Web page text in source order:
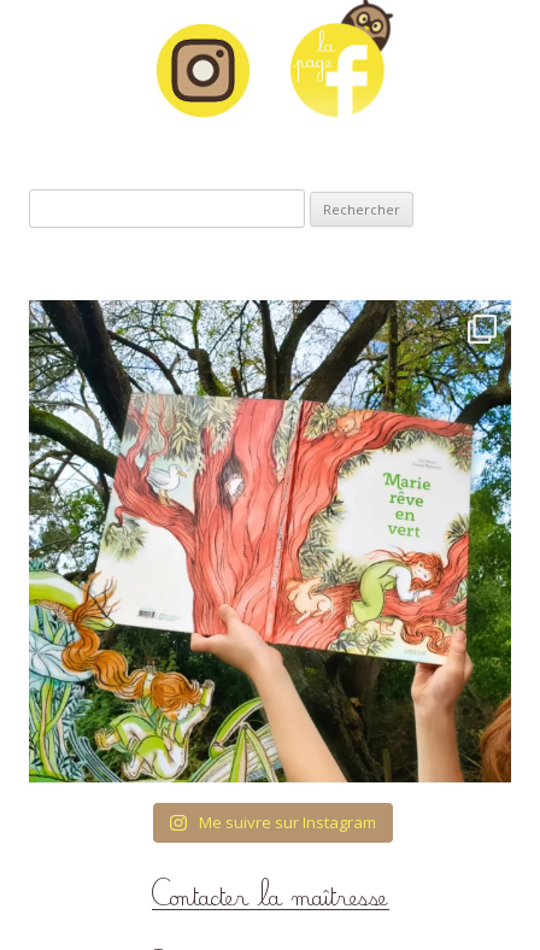
Me suivre sur Instagram